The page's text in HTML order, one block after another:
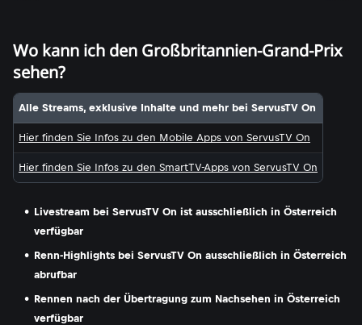
Wo kann ich den Großbritannien-Grand-Prix
sehen?
Alle Streams, exklusive Inhalte und mehr bei ServusTV On
Hier finden Sie Infos zu den Mobile Apps von ServusTV On
Hier finden Sie Infos zu den SmartTV-Apps von ServusTV On
Livestream bei ServusTV On ist ausschließlich in Österreich
verfügbar
Renn-Highlights bei ServusTV On ausschließlich in Österreich
abrufbar
Rennen nach der Übertragung zum Nachsehen in Österreich
verfügbar